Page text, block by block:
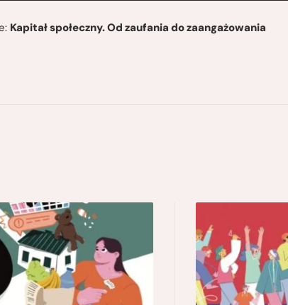
Kapitał społeczny. Od zaufania do zaangażowania